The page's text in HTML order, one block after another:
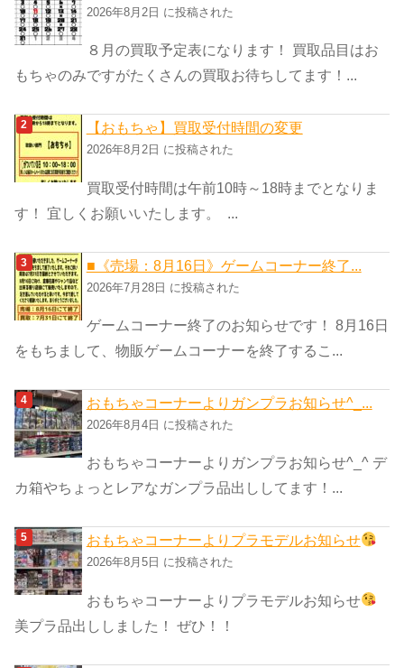
リ
ー
2026年8月2日 に投稿された
８月の買取予定表になります！ 買取品目はお
もちゃのみですがたくさんの買取お待ちしてます！...
【おもちゃ】買取受付時間の変更
2026年8月2日 に投稿された
買取受付時間は午前10時～18時までとなりま
す！ 宜しくお願いいたします。 ...
■《売場：8月16日》ゲームコーナー終了...
2026年7月28日 に投稿された
ゲームコーナー終了のお知らせです！ 8月16日
をもちまして、物販ゲームコーナーを終了するこ...
おもちゃコーナーよりガンプラお知らせ^_...
2026年8月4日 に投稿された
おもちゃコーナーよりガンプラお知らせ^_^ デ
カ箱やちょっとレアなガンプラ品出ししてます！...
おもちゃコーナーよりプラモデルお知らせ
2026年8月5日 に投稿された
おもちゃコーナーよりプラモデルお知らせ
美プラ品出ししました！ ぜひ！！